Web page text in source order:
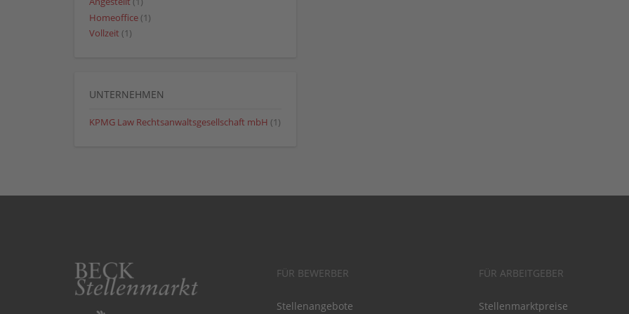
Homeoffice (1)
Vollzeit (1)
UNTERNEHMEN
KPMG Law Rechtsanwaltsgesellschaft mbH (1)
FÜR BEWERBER
Stellenangebote
FÜR ARBEITGEBER
Stellenmarktpreise